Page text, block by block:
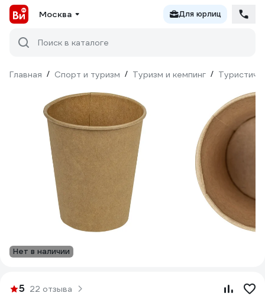
Москва Для юрлиц
Поиск в каталоге
Главная / Спорт и туризм / Туризм и кемпинг /
Нет в наличии
5 22 отзыва